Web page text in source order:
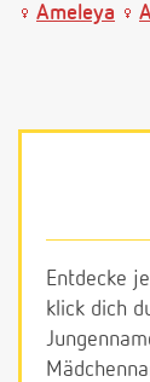
Ameleya
Entdecke
klick dich